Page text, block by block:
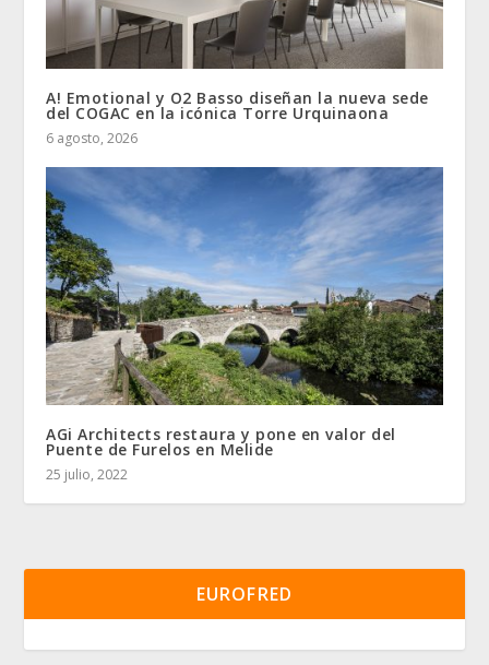
A! Emotional y O2 Basso diseñan la nueva sede
del COGAC en la icónica Torre Urquinaona
6 agosto, 2026
AGi Architects restaura y pone en valor del
Puente de Furelos en Melide
25 julio, 2022
EUROFRED